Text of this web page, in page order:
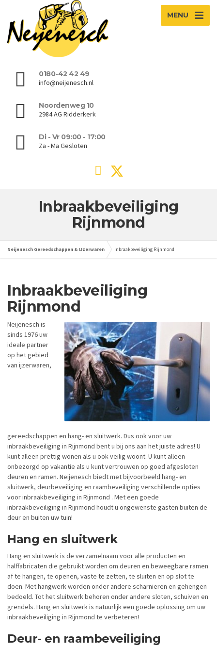
MENU
0180-42 42 49
info@neijenesch.nl
Noordenweg 10
2984 AG Ridderkerk
Di - Vr 09:00 - 17:00
Za - Ma Gesloten
Inbraakbeveiliging
Rijnmond
Neijenesch Gereedschappen & IJzerwaren Inbraakbeveiliging Rijnmond
Inbraakbeveiliging
Rijnmond
Neijenesch is
sinds 1976 uw
ideale partner
op het gebied
van ijzerwaren,
gereedschappen en hang- en sluitwerk. Dus ook voor uw
inbraakbeveiliging in Rijnmond bent u bij ons aan het juiste adres! U
kunt alleen prettig wonen als u ook veilig woont. U kunt alleen
onbezorgd op vakantie als u kunt vertrouwen op goed afgesloten
deuren en ramen. Neijenesch biedt met bijvoorbeeld hang- en
sluitwerk, deurbeveiliging en raambeveiliging verschillende opties
voor inbraakbeveiliging in Rijnmond . Met een goede
inbraakbeveiliging in Rijnmond houdt u ongewenste gasten buiten de
deur en buiten uw tuin!
Hang en sluitwerk
Hang en sluitwerk is de verzamelnaam voor alle producten en
halffabricaten die gebruikt worden om deuren en beweegbare ramen
af te hangen, te openen, vaste te zetten, te sluiten en op slot te
doen. Met hangwerk worden onder andere scharnieren en gehengen
bedoeld. Tot het sluitwerk behoren onder andere sloten, schuiven en
grendels. Hang en sluitwerk is natuurlijk een goede oplossing om uw
inbraakbeveiliging in Rijnmond te verbeteren!
Deur- en raambeveiliging